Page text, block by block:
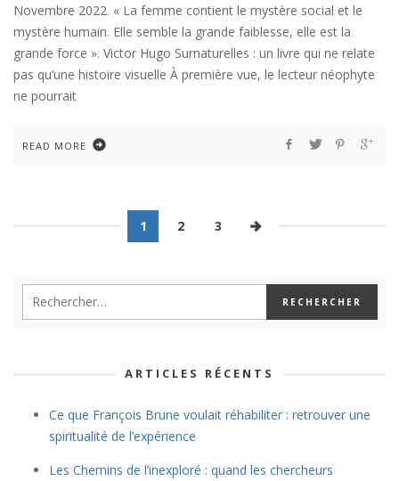
Novembre 2022. « La femme contient le mystère social et le
mystère humain. Elle semble la grande faiblesse, elle est la
grande force ». Victor Hugo Surnaturelles : un livre qui ne relate
pas qu’une histoire visuelle À première vue, le lecteur néophyte
ne pourrait
READ MORE
1 2 3
ARTICLES RÉCENTS
Ce que François Brune voulait réhabiliter : retrouver une
spiritualité de l’expérience
Les Chemins de l’inexploré : quand les chercheurs